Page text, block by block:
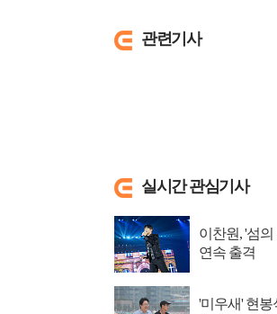
관련기사
실시간 관심기사
이찬원, '섬
연속 출격
'미우새' 현